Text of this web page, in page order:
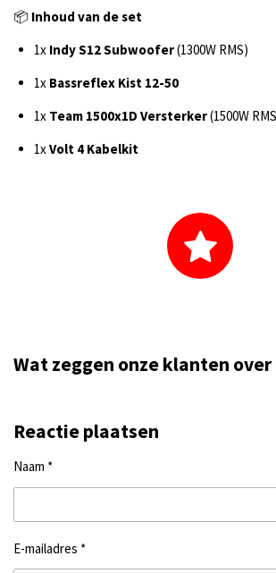
📦 Inhoud van de set
1x Indy S12 Subwoofer(1300W RMS)
1x Bassreflex Kist 12-50
1x Team 1500x1D Versterker(1500W
1xVolt 4 Kabelkit
Wat zeggen onze klanten
Reactie plaatsen
Naam *
E-mailadres *